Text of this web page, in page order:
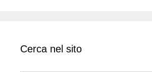
Cerca nel sito